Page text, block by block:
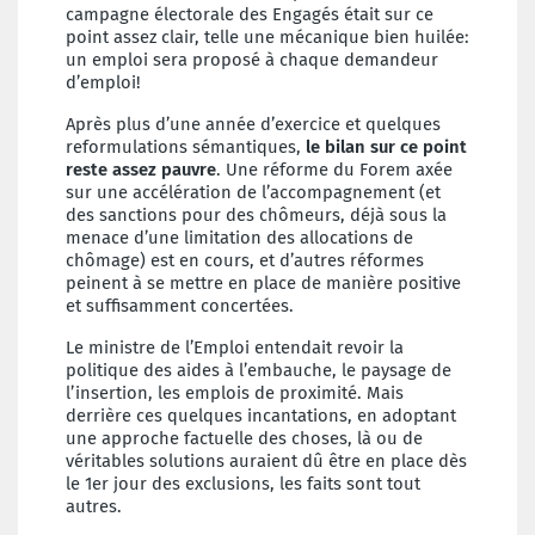
campagne électorale des Engagés était sur ce
point assez clair, telle une mécanique bien huilée:
un emploi sera proposé à chaque demandeur
d’emploi!
Après plus d’une année d’exercice et quelques
reformulations sémantiques, le bilan sur ce point
reste assez pauvre. Une réforme du Forem axée
sur une accélération de l’accompagnement (et
des sanctions pour des chômeurs, déjà sous la
menace d’une limitation des allocations de
chômage) est en cours, et d’autres réformes
peinent à se mettre en place de manière positive
et suffisamment concertées.
Le ministre de l’Emploi entendait revoir la
politique des aides à l’embauche, le paysage de
l’insertion, les emplois de proximité. Mais
derrière ces quelques incantations, en adoptant
une approche factuelle des choses, là ou de
véritables solutions auraient dû être en place dès
le 1er jour des exclusions, les faits sont tout
autres.